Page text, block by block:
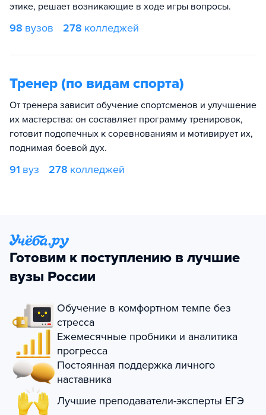
этике, решает возникающие в ходе игры вопросы.
98 вузов 278 колледжей
Тренер (по видам спорта)
От тренера зависит обучение спортсменов и улучшение
их мастерства: он составляет программу тренировок,
готовит подопечных к соревнованиям и мотивирует их,
поднимая боевой дух.
91 вуз 278 колледжей
Готовим к поступлению в лучшие
вузы России
Обучение в комфортном темпе без
стресса
Ежемесячные пробники и аналитика
прогресса
Постоянная поддержка личного
наставника
Лучшие преподаватели-эксперты ЕГЭ